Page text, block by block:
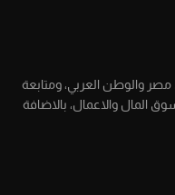
والوطن العربي، ومتابعة
المال والاعمال، بالاضافة